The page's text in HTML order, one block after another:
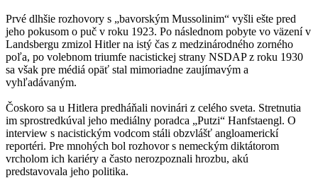
Prvé dlhšie rozhovory s „bavorským Mussolinim“ vyšli ešte pred
jeho pokusom o puč v roku 1923. Po následnom pobyte vo väzení v
Landsbergu zmizol Hitler na istý čas z medzinárodného zorného
poľa, po volebnom triumfe nacistickej strany NSDAP z roku 1930
sa však pre médiá opäť stal mimoriadne zaujímavým a
vyhľadávaným.
Čoskoro sa u Hitlera predháňali novinári z celého sveta. Stretnutia
im sprostredkúval jeho mediálny poradca „Putzi“ Hanfstaengl. O
interview s nacistickým vodcom stáli obzvlášť angloamerickí
reportéri. Pre mnohých bol rozhovor s nemeckým diktátorom
vrcholom ich kariéry a často nerozpoznali hrozbu, akú
predstavovala jeho politika.